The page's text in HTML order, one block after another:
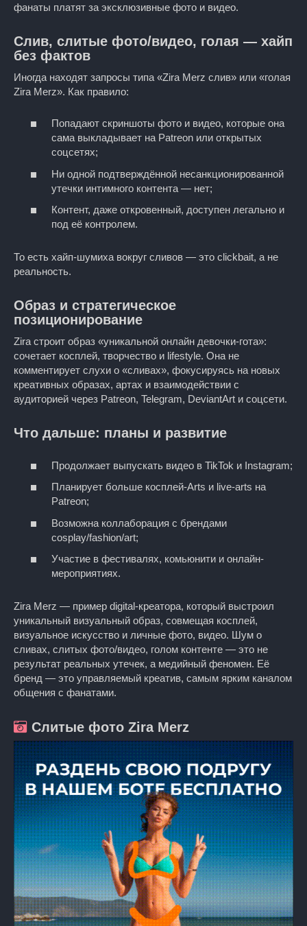
фанаты платят за эксклюзивные фото и видео.
Слив, слитые фото/видео, голая — хайп
без фактов
Иногда находят запросы типа «Zira Merz слив» или «голая
Zira Merz». Как правило:
Попадают скриншоты фото и видео, которые она
сама выкладывает на Patreon или открытых
соцсетях;
Ни одной подтверждённой несанкционированной
утечки интимного контента — нет;
Контент, даже откровенный, доступен легально и
под её контролем.
То есть хайп-шумиха вокруг сливов — это clickbait, а не
реальность.
Образ и стратегическое
позиционирование
Zira строит образ «уникальной онлайн девочки-гота»:
сочетает косплей, творчество и lifestyle. Она не
комментирует слухи о «сливах», фокусируясь на новых
креативных образах, артах и взаимодействии с
аудиторией через Patreon, Telegram, DeviantArt и соцсети.
Что дальше: планы и развитие
Продолжает выпускать видео в TikTok и Instagram;
Планирует больше косплей-Arts и live-arts на
Patreon;
Возможна коллаборация с брендами
cosplay/fashion/art;
Участие в фестивалях, комьюнити и онлайн-
мероприятиях.
Zira Merz — пример digital-креатора, который выстроил
уникальный визуальный образ, совмещая косплей,
визуальное искусство и личные фото, видео. Шум о
сливах, слитых фото/видео, голом контенте — это не
результат реальных утечек, а медийный феномен. Её
бренд — это управляемый креатив, самым ярким каналом
общения с фанатами.
Слитые фото Zira Merz